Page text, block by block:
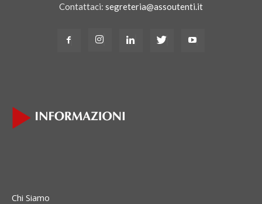
Contattaci: segreteria@assoutenti.it
Chi Siamo